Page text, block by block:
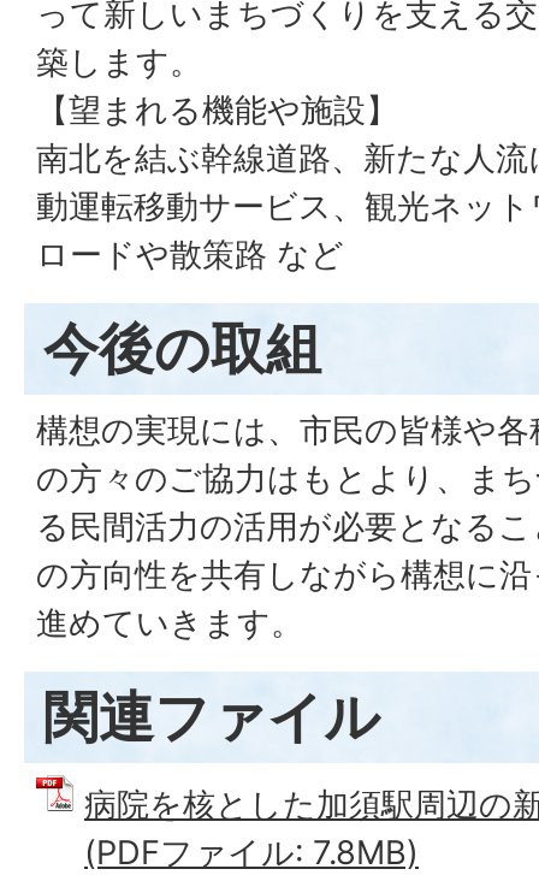
って新しいまちづくりを支える
築します。
【望まれる機能や施設】
南北を結ぶ幹線道路、新たな人
動運転移動サービス、観光ネッ
ロードや散策路 など
今後の取組
構想の実現には、市民の皆様や
の方々のご協力はもとより、ま
る民間活力の活用が必要となる
の方向性を共有しながら構想に
進めていきます。
関連ファイル
病院を核とした加須駅周辺の
(PDFファイル: 7.8MB)